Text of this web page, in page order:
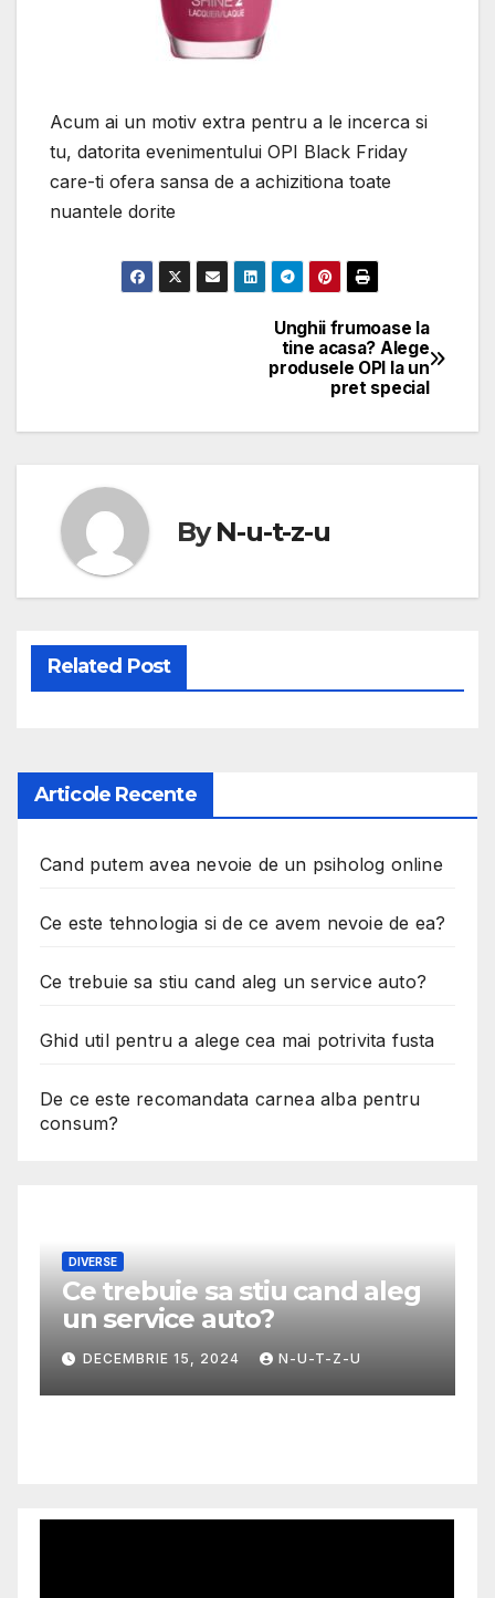
Acum ai un motiv extra pentru a le incerca si
tu, datorita evenimentului OPI Black Friday
care-ti ofera sansa de a achizitiona toate
nuantele dorite
articole
Unghii frumoase la
tine acasa? Alege
produsele OPI la un
pret special
ByN-u-t-z-u
Related Post
Articole Recente
Cand putem avea nevoie de un psiholog online
Ce este tehnologia si de ce avem nevoie de ea?
Ce trebuie sa stiu cand aleg un service auto?
Ghid util pentru a alege cea mai potrivita fusta
De ce este recomandata carnea alba pentru
consum?
DIVERSE
Ce trebuie sa stiu cand aleg
un service auto?
DECEMBRIE 15, 2024 N-U-T-Z-U